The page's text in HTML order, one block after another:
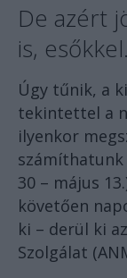
De azért
is, esőkkel.
Úgy tűnik, a
tekintettel a
ilyenkor
30 – május
követően
ki – derül ki
Szolgálat